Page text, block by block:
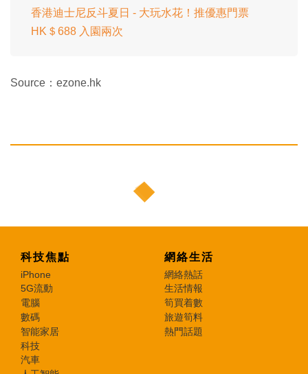
香港迪士尼反斗夏日 - 大玩水花！推優惠門票
HK＄688 入園兩次
Source：ezone.hk
科技焦點
iPhone
5G流動
電腦
數碼
智能家居
科技
汽車
網絡生活
網絡熱話
生活情報
筍買着數
旅遊筍料
熱門話題